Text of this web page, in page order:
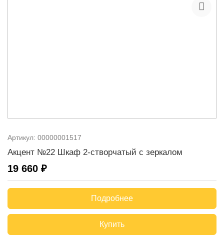
Артикул: 00000001517
Акцент №22 Шкаф 2-створчатый с зеркалом
19 660 ₽
Подробнее
Купить